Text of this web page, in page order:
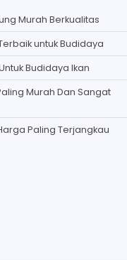
Murah Berkualitas
untuk Budidaya
Budidaya Ikan
Murah Dan Sangat
Paling Terjangkau